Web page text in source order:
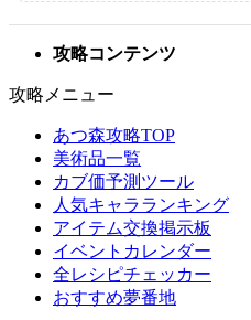
攻略コンテンツ
攻略メニュー
あつ森攻略TOP
美術品一覧
カブ価予測ツール
人気キャラランキング
アイテム交換掲示板
イベントカレンダー
全レシピチェッカー
おすすめ夢番地